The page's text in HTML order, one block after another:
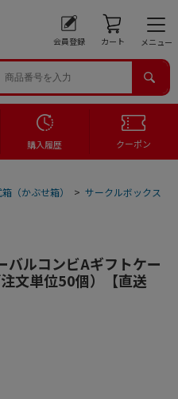
会員登録 カート メニュー
購入履歴 クーポン
（かぶせ箱） > サークルボックス
ルコンビAギフトケー
単位50個）【直送